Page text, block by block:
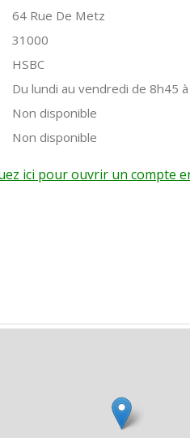
64 Rue De Metz
31000
HSBC
Du lundi au vendredi de 8h45
Non disponible
Non disponible
ici pour ouvrir un compte